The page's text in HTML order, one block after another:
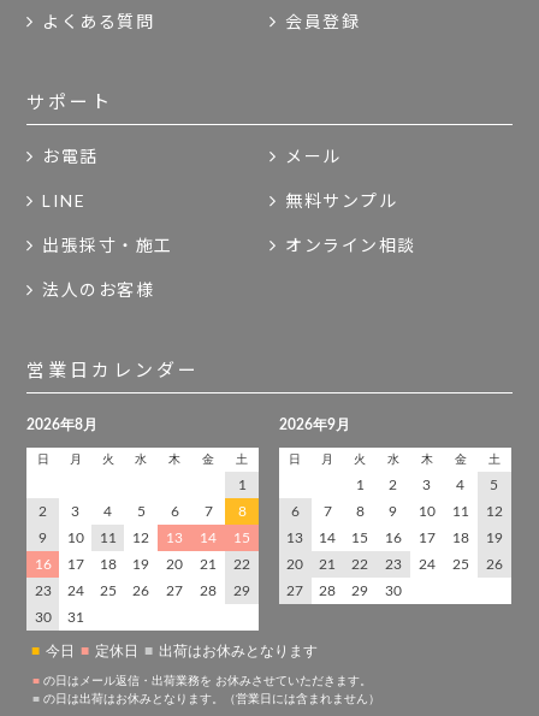
よくある質問 会員登録
サポート
お電話 メール
LINE 無料サンプル
出張採寸・施工 オンライン相談
法人のお客様
営業日カレンダー